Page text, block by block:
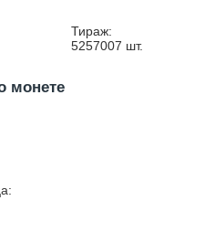
Тираж:
5257007 шт.
монете